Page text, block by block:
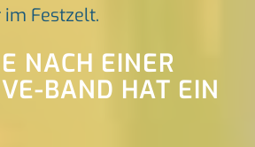
Festzelt.
NACH EINER
BAND HAT EIN